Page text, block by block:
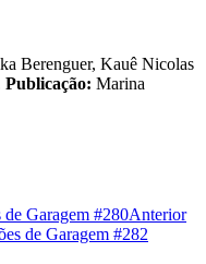
Berenguer, Kauê Nicolas
Publicação: Marina
Garagem #280Anterior
de Garagem #282